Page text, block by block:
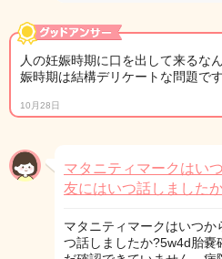
人の妊娠時期に口を出して来るな
娠時期は結構デリケートな問題で
10月28日
マタニティマークはい
友にはいつ話しました
マタニティマークはいつ
つ話しましたか?5w4d胎嚢